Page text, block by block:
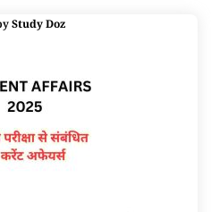
Study Doz